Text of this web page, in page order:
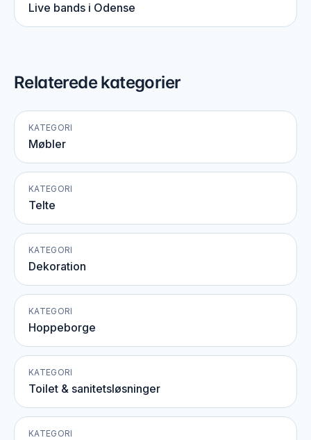
Live bands i Odense
Relaterede kategorier
KATEGORI
Møbler
KATEGORI
Telte
KATEGORI
Dekoration
KATEGORI
Hoppeborge
KATEGORI
Toilet & sanitetsløsninger
KATEGORI